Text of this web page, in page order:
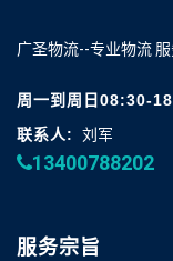
广圣物流--专业物流 服
周一到周日08:30-
联系人:
刘军
13400788202
服务宗旨